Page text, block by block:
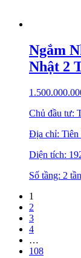
Ngắm
Nhật 2
Chủ đầu tư:
Địa chỉ:
Diện tích:
Số tầng: 2
1
2
3
4
…
108